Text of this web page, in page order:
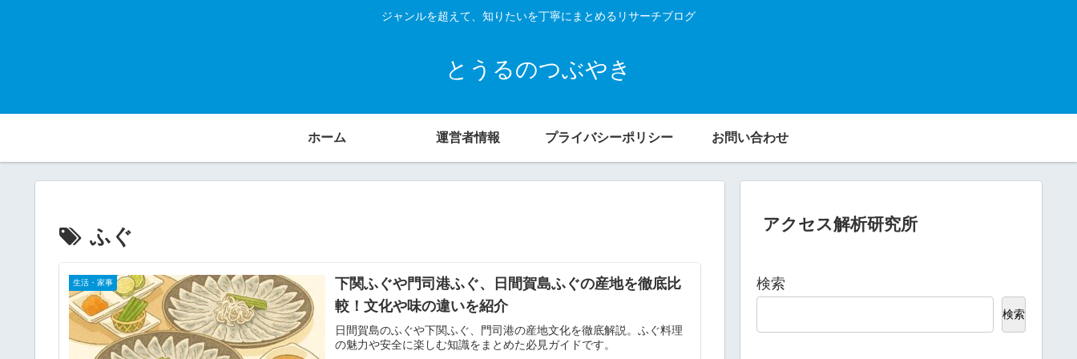
ジャンルを超えて、知りたいを丁寧にまとめるリサーチブログ
とうるのつぶやき
ホーム 運営者情報 プライバシーポリシー お問い合わせ
ふぐ
生活・家事
下関ふぐや門司港ふぐ、日間賀島ふぐの産地を徹底比
較！文化や味の違いを紹介
日間賀島のふぐや下関ふぐ、門司港の産地文化を徹底解説。ふぐ料理
の魅力や安全に楽しむ知識をまとめた必見ガイドです。
アクセス解析研究所
検索
検索